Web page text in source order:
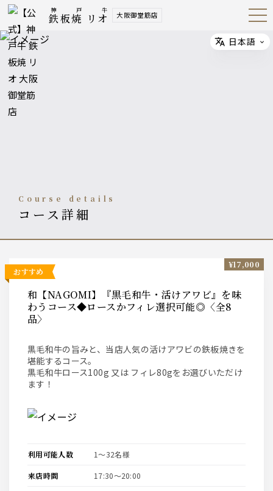
神戸牛
鉄板焼 リオ 大阪御堂筋店 Open
Navig
course details
コース詳細
おすすめ
和【NAGOMI】『黒毛和牛・活けアワビ』を味
わうコース◆ロースかフィレ選択可能◎〈全8
品〉
黒毛和牛の旨みと、当店人気の活けアワビの鉄板焼きを
堪能するコース。
黒毛和牛ロース100g 又は フィレ80gをお選びいただけ
ます！
¥17,000
利用可能人数 1〜32名様
来店時間 17:30〜20:00
Select
日本語